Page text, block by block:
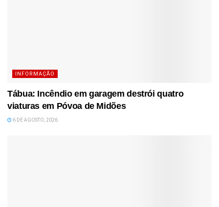
INFORMAÇÃO
Tábua: Incêndio em garagem destrói quatro
viaturas em Póvoa de Midões
6 DE AGOSTO, 2026